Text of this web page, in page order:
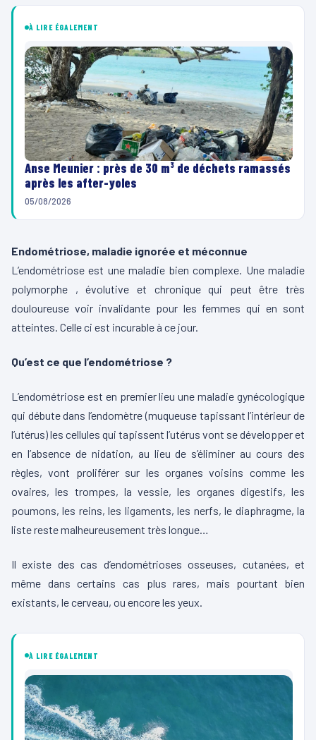
À LIRE ÉGALEMENT
Anse Meunier : près de 30 m³ de déchets ramassés
après les after-yoles
05/08/2026
Endométriose, maladie ignorée et méconnue
L’endométriose est une maladie bien complexe. Une maladie
polymorphe , évolutive et chronique qui peut être très
douloureuse voir invalidante pour les femmes qui en sont
atteintes. Celle ci est incurable à ce jour.
Qu’est ce que l’endométriose ?
L’endométriose est en premier lieu une maladie gynécologique
qui débute dans l’endomètre (muqueuse tapissant l’intérieur de
l’utérus) les cellules qui tapissent l’utérus vont se développer et
en l’absence de nidation, au lieu de s’éliminer au cours des
règles, vont proliférer sur les organes voisins comme les
ovaires, les trompes, la vessie, les organes digestifs, les
poumons, les reins, les ligaments, les nerfs, le diaphragme, la
liste reste malheureusement très longue…
Il existe des cas d’endométrioses osseuses, cutanées, et
même dans certains cas plus rares, mais pourtant bien
existants, le cerveau, ou encore les yeux.
À LIRE ÉGALEMENT